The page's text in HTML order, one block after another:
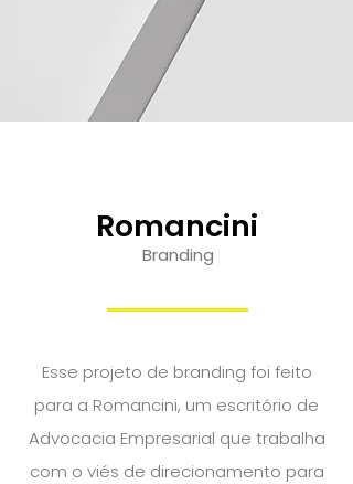
Romancini
Branding
Esse projeto de branding foi feito
para a Romancini, um escritório de
Advocacia Empresarial que trabalha
com o viés de direcionamento para